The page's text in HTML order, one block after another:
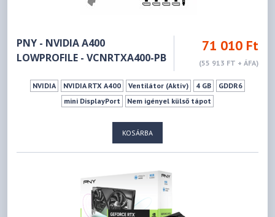
PNY - NVIDIA A400
LOWPROFILE - VCNRTXA400-PB
71 010 Ft
(55 913 FT + ÁFA)
NVIDIA NVIDIA RTX A400 Ventilátor (Aktív) 4 GB
GDDR6
mini DisplayPort
Nem igényel külső tápot
KOSÁRBA